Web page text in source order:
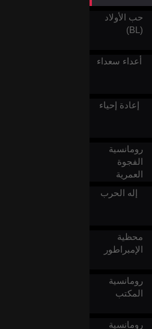
حب الأولاد
(BL)
أعداء سعداء
إعادة إحياء
رومانسية
الفجوة
العمرية
إله الحرب
محظية
الإمبراطور
رومانسية
المكتب
رومانسية